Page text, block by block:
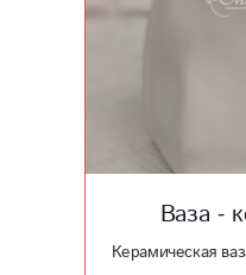
Ваза -
Керамическая